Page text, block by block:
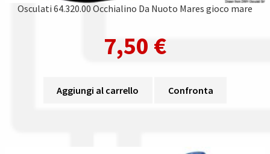
Osculati 64.320.00 Occhialino Da Nuoto Mares gioco mare
7,50 €
Aggiungi al carrello Confronta